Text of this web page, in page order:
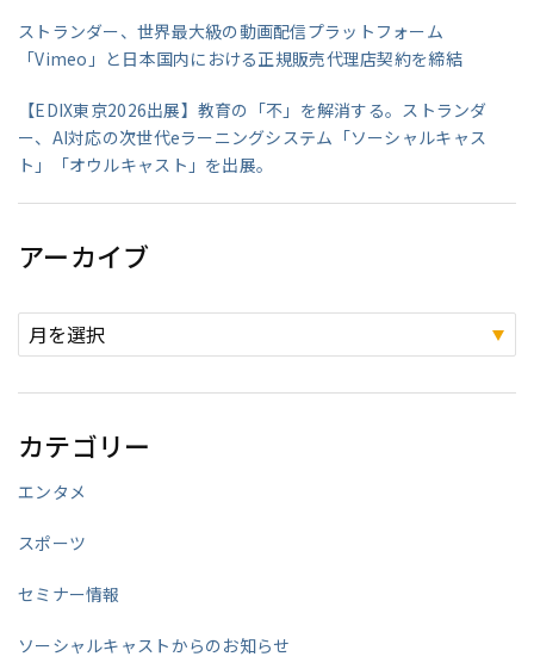
ストランダー、世界最大級の動画配信プラットフォーム
「Vimeo」と日本国内における正規販売代理店契約を締結
【EDIX東京2026出展】教育の「不」を解消する。ストランダ
ー、AI対応の次世代eラーニングシステム「ソーシャルキャス
ト」「オウルキャスト」を出展。
アーカイブ
カテゴリー
エンタメ
スポーツ
セミナー情報
ソーシャルキャストからのお知らせ